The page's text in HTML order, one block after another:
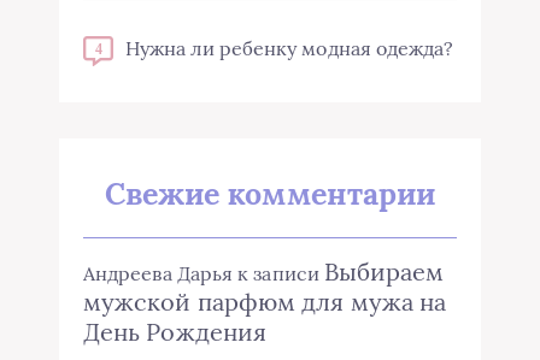
4 Нужна ли ребенку модная одежда?
Свежие комментарии
Андреева Дарья к записи Выбираем
мужской парфюм для мужа на
День Рождения